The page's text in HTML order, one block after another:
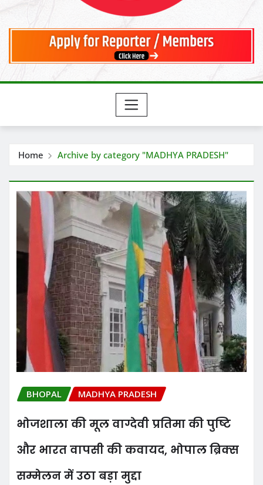
Home Archive by category "MADHYA PRADESH"
BHOPAL MADHYA PRADESH
भोजशाला की मूल वाग्देवी प्रतिमा की पुष्टि
और भारत वापसी की कवायद, भोपाल ब्रिक्स
सम्मेलन में उठा बड़ा मुद्दा